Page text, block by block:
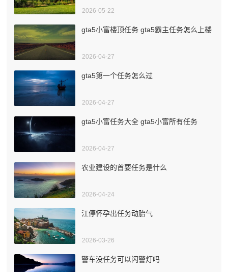
2026-05-22
gta5小富楼顶任务 gta5霸主任务怎么上楼
2026-04-27
gta5第一个任务怎么过
2026-04-27
gta5小富任务大全 gta5小富所有任务
2026-04-27
农业建设的首要任务是什么
2026-04-24
江停怀孕出任务动胎气
2026-03-26
警车没任务可以闪警灯吗